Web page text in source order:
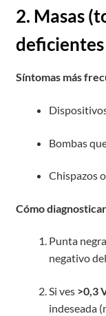
2. Masas
Síntomas más
Bombas
Chispazos
Cómo diagnosticar
Punta
negativo
Si ves >0,3
indeseada